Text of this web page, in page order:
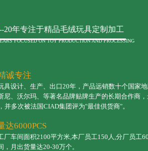
心网 中国移动
20年专注于精品毛绒玩具定制加工
FOCUSED ON TOY PRODUCTION AND PROCESSING
诚专注
具设计、生产、出口20年，产品远销数十个国家
尼、沃尔玛、等著名品牌贴牌生产的长期合作商
并多次被法国CIAD集团评为"最佳供货商"。
达6000PCS
厂车间面积2100平方米,本厂员工150人,分厂员工
，月出货量达20-30万个。